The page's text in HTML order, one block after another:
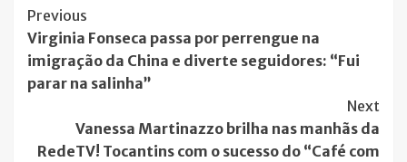
Post
Navigation
Previous
Virginia Fonseca passa por perrengue na
imigração da China e diverte seguidores: “Fui
parar na salinha”
Next
Vanessa Martinazzo brilha nas manhãs da
RedeTV! Tocantins com o sucesso do “Café com